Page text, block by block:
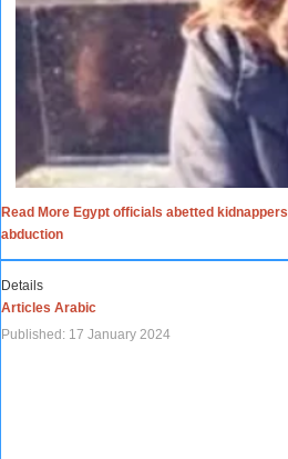
Read More Egypt officials abetted
abduction
Details
Articles Arabic
Published: 17 January 2024